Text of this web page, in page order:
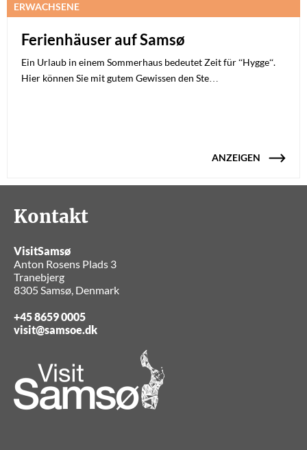
ERWACHSENE
Ferienhäuser auf Samsø
Ein Urlaub in einem Sommerhaus bedeutet Zeit für “Hygge“.
Hier können Sie mit gutem Gewissen den Ste…
ANZEIGEN
Kontakt
VisitSamsø
Anton Rosens Plads 3
Tranebjerg
8305 Samsø, Denmark
+45 8659 0005
visit@samsoe.dk